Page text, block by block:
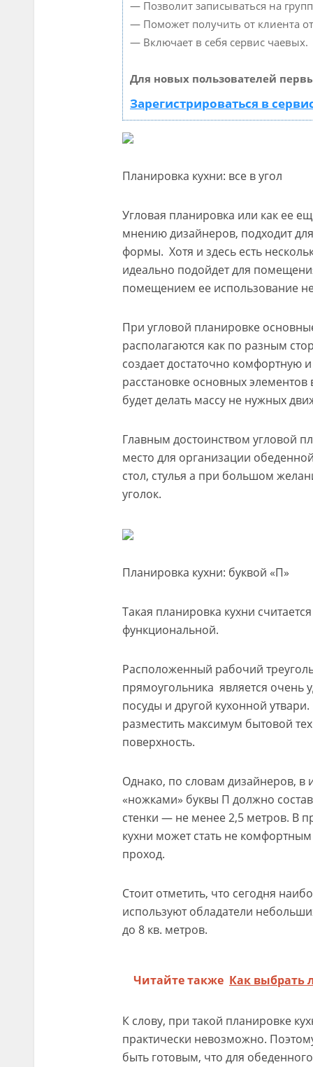
— Позволит записываться на
— Поможет получить от клиента
— Включает в себя сервис чаевых.
Для новых пользователей
Зарегистрироваться в
Планировка кухни: все в угол
Угловая планировка или как ее
мнению дизайнеров, подходит
формы. Хотя и здесь есть
идеально подойдет для
помещением ее использование
При угловой планировке
располагаются как по разным
создает достаточно комфортную
расстановке основных
будет делать массу не нужных
Главным достоинством угловой
место для организации
стол, стулья а при большом
уголок.
Планировка кухни: буквой «П»
Такая планировка кухни
функциональной.
Расположенный рабочий
прямоугольника является очень
посуды и другой кухонной
разместить максимум бытовой
поверхность.
Однако, по словам дизайнеров,
«ножками» буквы П должно
стенки — не менее 2,5 метров. В
кухни может стать не
проход.
Стоит отметить, что сегодня
используют обладатели
до 8 кв. метров.
Читайте также Как выбрать
К слову, при такой планировке
практически невозможно.
быть готовым, что для